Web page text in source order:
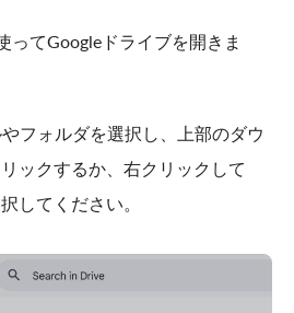
ってGoogleドライブを開きま
フォルダを選択し、上部のダウ
ックするか、右クリックして
してください。